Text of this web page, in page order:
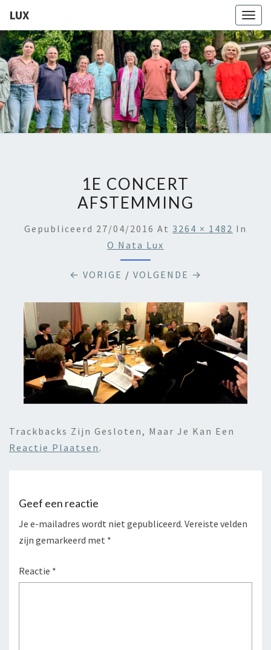
LUX
LUX
Kamerkoor
Onder
Leiding
Van
Angeliki
Ploka
1E CONCERT
AFSTEMMING
Gepubliceerd 27/04/2016 At 3264 × 1482 In
O Nata Lux
← VORIGE / VOLGENDE →
Trackbacks Zijn Gesloten, Maar Je Kan Een
Reactie Plaatsen .
Geef een reactie
Je e-mailadres wordt niet gepubliceerd. Vereiste velden
zijn gemarkeerd met *
Reactie *